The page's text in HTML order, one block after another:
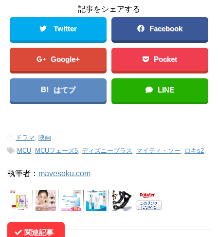
記事をシェアする
Twitter Facebook
Google+ Pocket
B! はてブ LINE
- ドラマ 映画
-MCU MCUフェーズ5 ,ディズニープラス マイティ・ソー ロキs2
執筆者： mavesoku.com
関連記事